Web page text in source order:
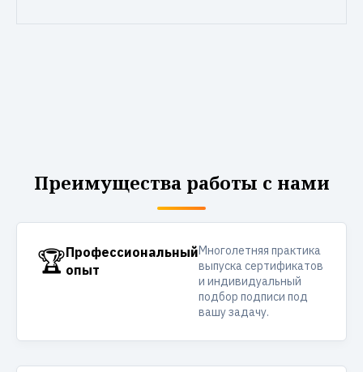
Преимущества работы с нами
🏆Профессиональный
опыт
Многолетняя практика
выпуска сертификатов
и индивидуальный
подбор подписи под
вашу задачу.